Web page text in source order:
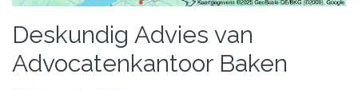
Deskundig Advies van
Advocatenkantoor Baken